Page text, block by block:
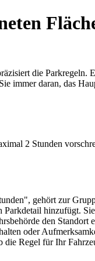
die Parkregeln.
immer daran, das
2 Stunden
gehört zur
hinzufügt.
den
oder
Regel für Ihr